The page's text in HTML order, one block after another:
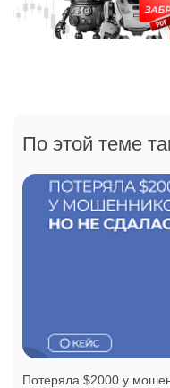
По этой теме
Потеряла $2000 у